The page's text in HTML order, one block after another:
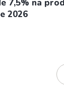
7,5% na
2026